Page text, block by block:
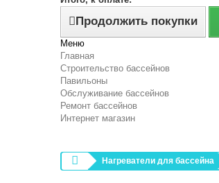
Продолжить покупки
Меню
Главная
Строительство бассейнов
Павильоны
Обслуживание бассейнов
Ремонт бассейнов
Интернет магазин
Нагреватели для бассейна